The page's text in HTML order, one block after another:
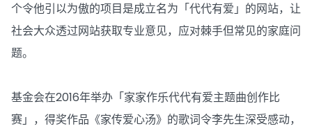
个令他引以为傲的项目是成立名为「代代有爱」的网站，让
社会大众透过网站获取专业意见，应对棘手但常见的家庭问
题。
基金会在2016年举办「家家作乐代代有爱主题曲创作比
赛」，得奖作品《家传爱心汤》的歌词令李先生深受感动，